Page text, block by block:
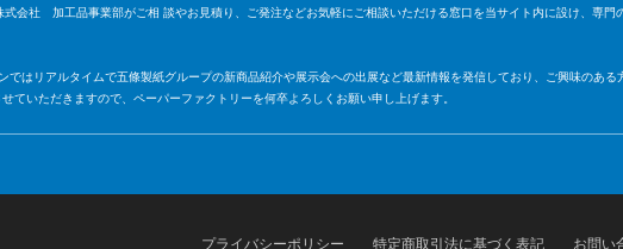
会社 加工品事業部がご相 談やお見積り、ご発注などお気軽にご相談いただける窓口を当サイト内に設け、専門
ではリアルタイムで五條製紙グループの新商品紹介や展示会への出展など最新情報を発信しており、ご興味のあ
ていただきますので、ペーパーファクトリーを何卒よろしくお願い申し上げます。
プライバシーポリシー 特定商取引法に基づく表記 お問い